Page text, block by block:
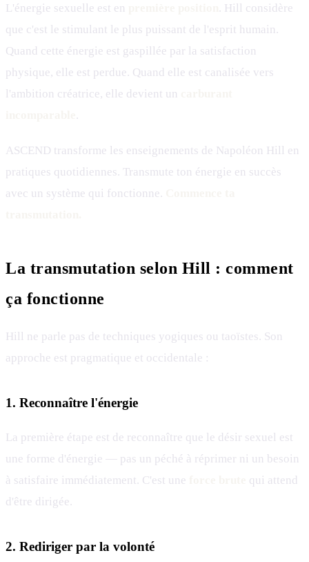
L'énergie sexuelle est en
. Hill considère
que c'est le stimulant le plus puissant de l'esprit humain.
Quand cette énergie est gaspillée par la satisfaction
physique, elle est perdue. Quand elle est canalisée vers
l'ambition créatrice, elle devient un
.
ASCEND transforme les enseignements de Napoléon Hill en
pratiques quotidiennes. Transmute ton énergie en succès
avec un système qui fonctionne.
La transmutation selon Hill : comment
ça fonctionne
Hill ne parle pas de techniques yogiques ou taoïstes. Son
approche est pragmatique et occidentale :
1. Reconnaître l'énergie
La première étape est de reconnaître que le désir sexuel est
une forme d'énergie — pas un péché à réprimer ni un besoin
à satisfaire immédiatement. C'est une
qui attend
d'être dirigée.
2. Rediriger par la volonté